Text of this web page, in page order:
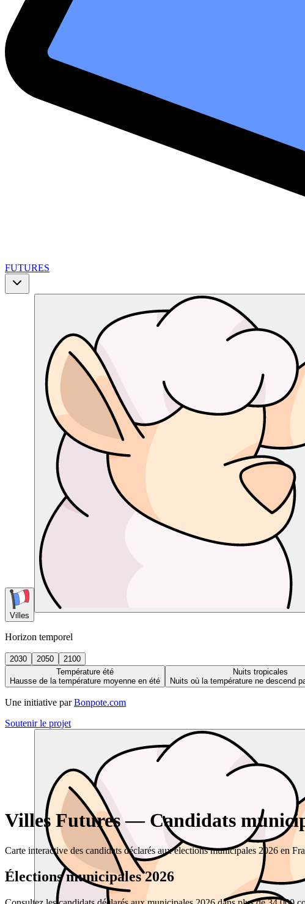
FUTURES
Villes
Horizon temporel
2030 2050
2100
Température été
Hausse de la température moyenne en été
Nuits tropicales
Nuits où la température ne descend
Une initiative par Bonpote.com
Soutenir le projet
Villes Futures — Candidats
Carte interactive des candidats déclarés aux élections municipales 2026 en
Élections municipales 2026